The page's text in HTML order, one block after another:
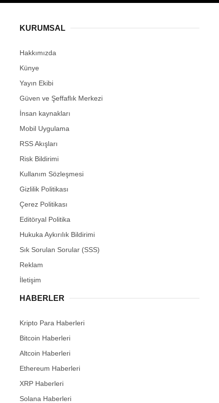
KURUMSAL
Hakkımızda
Künye
Yayın Ekibi
Güven ve Şeffaflık Merkezi
İnsan kaynakları
Mobil Uygulama
RSS Akışları
Risk Bildirimi
Kullanım Sözleşmesi
Gizlilik Politikası
Çerez Politikası
Editöryal Politika
Hukuka Aykırılık Bildirimi
Sık Sorulan Sorular (SSS)
Reklam
İletişim
HABERLER
Kripto Para Haberleri
Bitcoin Haberleri
Altcoin Haberleri
Ethereum Haberleri
XRP Haberleri
Solana Haberleri